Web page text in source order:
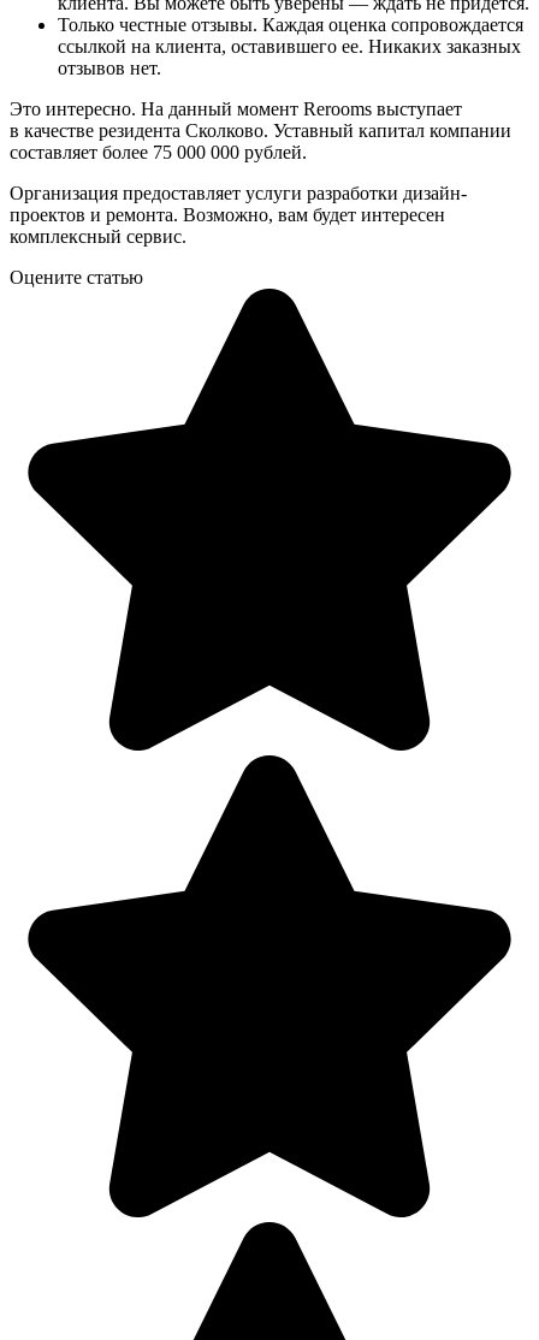
Только честные отзывы. Каждая оценка сопровождается
ссылкой на клиента, оставившего ее. Никаких заказных
отзывов нет.
Это интересно. На данный момент Rerooms выступает
в качестве резидента Сколково. Уставный капитал компании
составляет более 75 000 000 рублей.
Организация предоставляет услуги разработки дизайн-
проектов и ремонта. Возможно, вам будет интересен
комплексный сервис.
Оцените статью